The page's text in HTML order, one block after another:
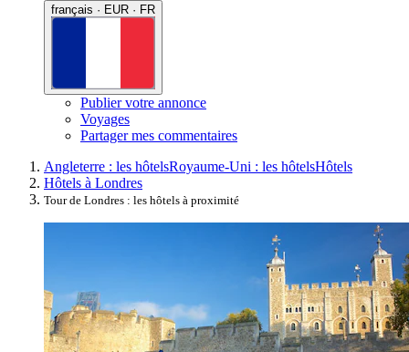
français · EUR · FR
Publier votre annonce
Voyages
Partager mes commentaires
Angleterre : les hôtelsRoyaume-Uni : les hôtelsHôtels
Hôtels à Londres
Tour de Londres : les hôtels à proximité